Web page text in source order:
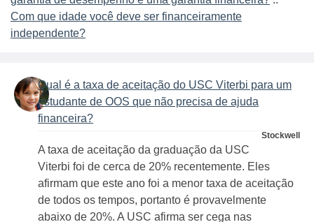
Com que idade você deve ser financeiramente
independente?
Qual é a taxa de aceitação do USC Viterbi para um
estudante de OOS que não precisa de ajuda
financeira?
Stockwell
A taxa de aceitação da graduação da USC
Viterbi foi de cerca de 20% recentemente. Eles
afirmam que este ano foi a menor taxa de aceitação
de todos os tempos, portanto é provavelmente
abaixo de 20%. A USC afirma ser cega nas